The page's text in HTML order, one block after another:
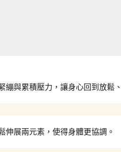
繃與累積壓力，讓身心回到放鬆
伸展兩元素，使得身體更協調。